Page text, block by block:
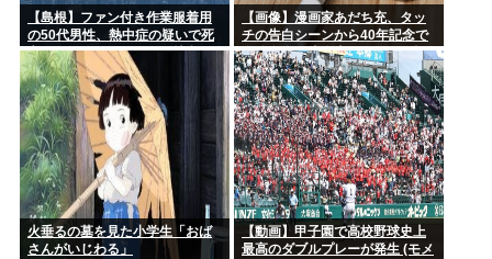
経営者「消費税が1%になっても値下げはしない、差額は懐に
入れる」
NHK性加害事案、国会で追及へ 8月中に総務委員会が閉会中審
査も
【視聴率】ゴールデン帯でテレ東がフジを上回る トップはテ
レ朝
高速道路で子豚が見つかる
【島根】ファン付き作業服着用
の50代男性、熱中症の疑いで死
亡…スポーツドリンクも持参
【画像】漫画家あだち充、タッ
チの告白シーンから40年記念で
自分自身が浅倉南になりきり投
稿
火垂るの墓を見た小学生「おば
さんがいじわる」
【動画】甲子園で高校野球史上
最高のダブルプレーが発生 (モメ